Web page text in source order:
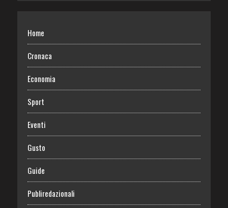
Home
Cronaca
Economia
Sport
Eventi
Gusto
Guide
Publiredazionali